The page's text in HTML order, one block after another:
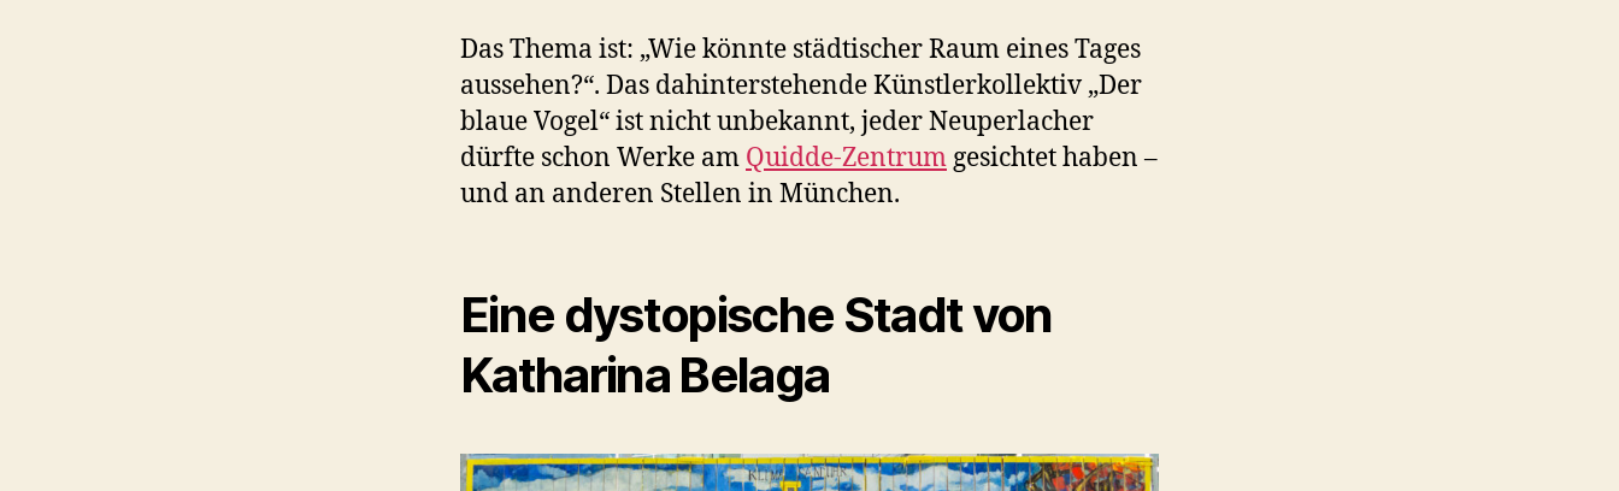
Das Thema ist: „Wie könnte städtischer Raum eines Tages
aussehen?“. Das dahinterstehende Künstlerkollektiv „Der
blaue Vogel“ ist nicht unbekannt, jeder Neuperlacher
dürfte schon Werke am Quidde-Zentrum gesichtet haben –
und an anderen Stellen in München.
Eine dystopische Stadt von
Katharina Belaga